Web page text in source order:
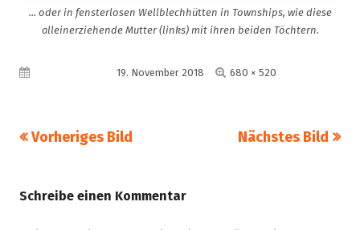
... oder in fensterlosen Wellblechhütten in Townships, wie diese
alleinerziehende Mutter (links) mit ihren beiden Töchtern.
Veröffentlicht am19. November 2018 Volle
680 × 520
Vorheriges Bild Nächstes Bild
Schreibe einen Kommentar